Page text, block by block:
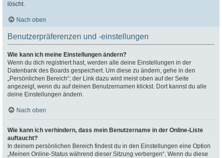
löscht.
Nach oben
Benutzerpräferenzen und -einstellungen
Wie kann ich meine Einstellungen ändern?
Wenn du dich registriert hast, werden alle deine Einstellungen in der
Datenbank des Boards gespeichert. Um diese zu ändern, gehe in den
„Persönlichen Bereich“; der Link dazu wird meist oben auf der Seite
angezeigt, wenn du auf deinen Benutzernamen klickst. Dort kannst du alle
deine Einstellungen ändern.
Nach oben
Wie kann ich verhindern, dass mein Benutzername in der Online-Liste
auftaucht?
In deinem persönlichen Bereich findest du in den Einstellungen eine Option
„Meinen Online-Status während dieser Sitzung verbergen“. Wenn du diese